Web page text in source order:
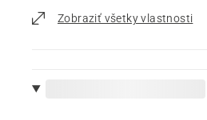
Zobraziť všetky vlastnosti